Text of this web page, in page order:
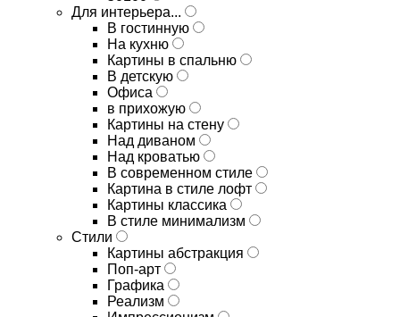
Для интерьера...
В гостинную
На кухню
Картины в спальню
В детскую
Офиса
в прихожую
Картины на стену
Над диваном
Над кроватью
В современном стиле
Картина в стиле лофт
Картины классика
В стиле минимализм
Стили
Картины абстракция
Поп-арт
Графика
Реализм